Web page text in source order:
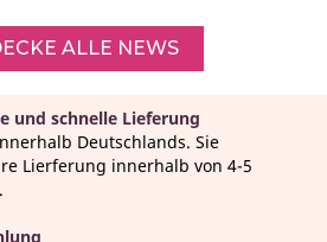
ALLE NEWS
und schnelle Lieferung
Deutschlands. Sie
Lierferung innerhalb von 4-5